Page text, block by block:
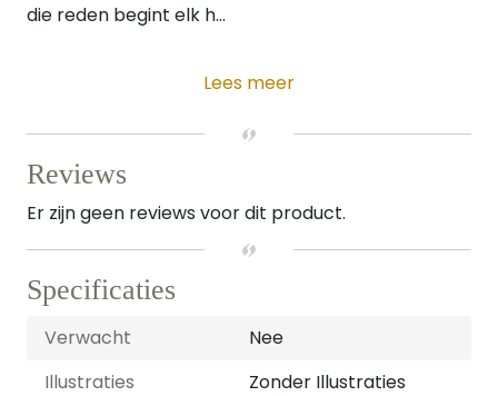
die reden begint elk h...
Lees meer
Reviews
Er zijn geen reviews voor dit product.
Specificaties
Verwacht
Nee
Illustraties
Zonder Illustraties